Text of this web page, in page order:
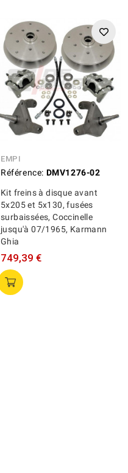
EMPI
Référence: DMV1276-02
Kit freins à disque avant
5x205 et 5x130, fusées
surbaissées, Coccinelle
jusqu'à 07/1965, Karmann
Ghia
749,39 €